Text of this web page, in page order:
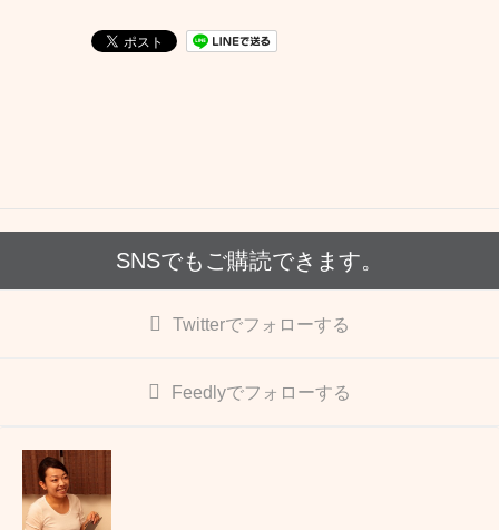
k
tt
ail
SNSでもご購読できます。
Twitterでフォローする
Feedlyでフォローする